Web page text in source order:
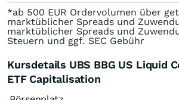
*ab 500 EUR Ordervolumen über
marktüblicher Spreads und
marktüblicher Spreads und
Steuern und ggf. SEC Gebühr
Kursdetails UBS BBG US Liquid
ETF Capitalisation